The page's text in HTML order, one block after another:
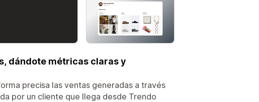
dándote métricas claras y
precisa las ventas generadas a través
por un cliente que llega desde Trendo